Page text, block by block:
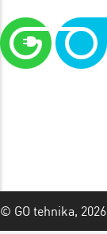
© GO tehnika, 2026